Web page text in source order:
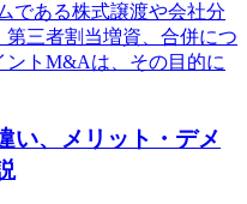
である株式譲渡や会社分
三者割当増資、合併につ
ントM&Aは、その目的に
い、メリット・デメ